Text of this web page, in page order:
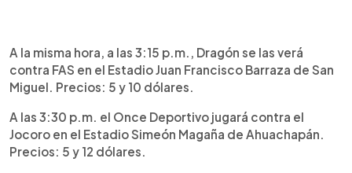
A la misma hora, a las 3:15 p.m., Dragón se las verá
contra FAS en el Estadio Juan Francisco Barraza de San
Miguel. Precios: 5 y 10 dólares.
A las 3:30 p.m. el Once Deportivo jugará contra el
Jocoro en el Estadio Simeón Magaña de Ahuachapán.
Precios: 5 y 12 dólares.